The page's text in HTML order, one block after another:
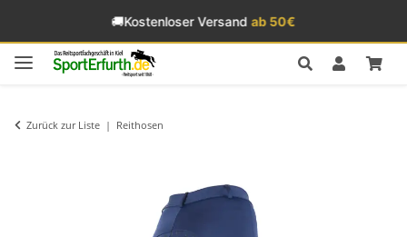
🚚Kostenloser Versandab 50€
Zurück zur Liste Reithosen